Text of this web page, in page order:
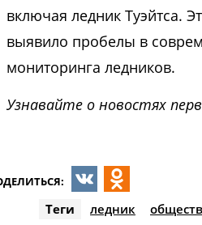
включая ледник Туэйтса.
выявило пробелы в
мониторинга ледников.
Узнавайте о новостях
VK
Теги ледник